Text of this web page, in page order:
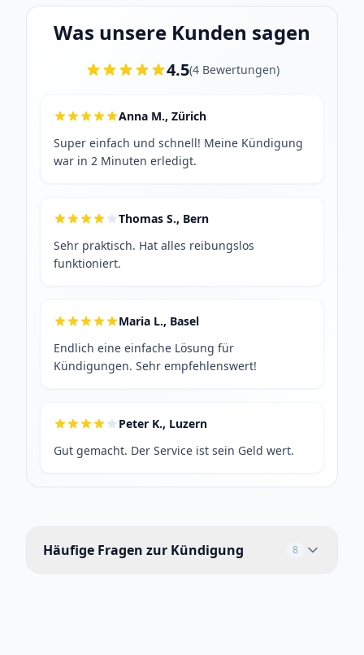
Was unsere Kunden sagen
4.5(4 Bewertungen)
Anna M., Zürich
Super einfach und schnell! Meine Kündigung
war in 2 Minuten erledigt.
Thomas S., Bern
Sehr praktisch. Hat alles reibungslos
funktioniert.
Maria L., Basel
Endlich eine einfache Lösung für
Kündigungen. Sehr empfehlenswert!
Peter K., Luzern
Gut gemacht. Der Service ist sein Geld wert.
Häufige Fragen zur Kündigung 8